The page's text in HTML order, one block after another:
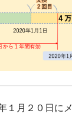
１月２０日に